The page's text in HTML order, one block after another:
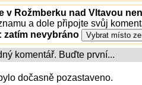
v Rožmberku nad Vltavou
a dole připojte svůj
zatím nevybráno
komentář. Buďte první...
dočasně pozastaveno.